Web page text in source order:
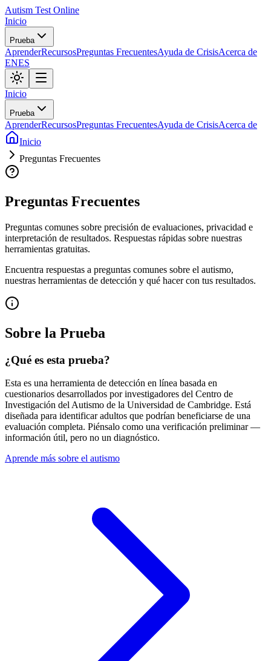
Autism Test Online
Inicio
Prueba
AprenderRecursosPreguntas FrecuentesAyuda de CrisisAcerca de
ENES
Inicio
Prueba
AprenderRecursosPreguntas FrecuentesAyuda de CrisisAcerca de
Inicio
Preguntas Frecuentes
Preguntas Frecuentes
Preguntas comunes sobre precisión de evaluaciones, privacidad e
interpretación de resultados. Respuestas rápidas sobre nuestras
herramientas gratuitas.
Encuentra respuestas a preguntas comunes sobre el autismo,
nuestras herramientas de detección y qué hacer con tus resultados.
Sobre la Prueba
¿Qué es esta prueba?
Esta es una herramienta de detección en línea basada en
cuestionarios desarrollados por investigadores del Centro de
Investigación del Autismo de la Universidad de Cambridge. Está
diseñada para identificar adultos que podrían beneficiarse de una
evaluación completa. Piénsalo como una verificación preliminar —
información útil, pero no un diagnóstico.
Aprende más sobre el autismo